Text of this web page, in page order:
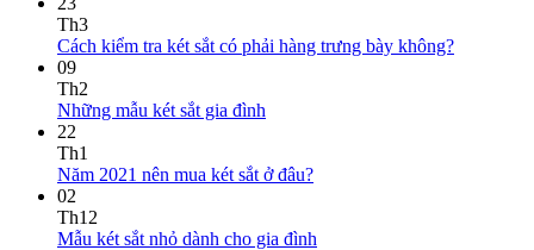
Th3
Cách kiểm tra két sắt có phải hàng trưng bày không?
09
Th2
Những mẫu két sắt gia đình
22
Th1
Năm 2021 nên mua két sắt ở đâu?
02
Th12
Mẫu két sắt nhỏ dành cho gia đình